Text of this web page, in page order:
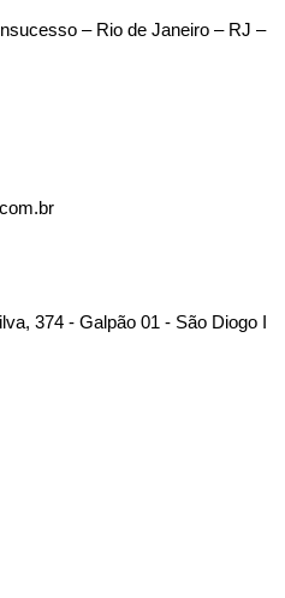
– Rio de Janeiro – RJ –
374 - Galpão 01 - São Diogo I